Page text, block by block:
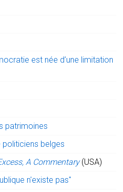
est née d’une limitation
patrimoines
politiciens belges
A Commentary (USA)
n'existe pas"